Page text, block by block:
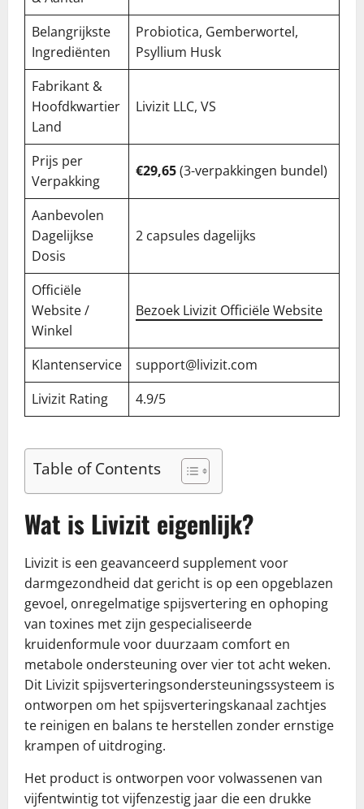
Belangrijkste
Ingrediënten
Probiotica, Gemberwortel,
Psyllium Husk
Fabrikant &
Hoofdkwartier
Land
Livizit LLC, VS
Prijs per
Verpakking
€29,65(3-verpakkingen bundel)
Aanbevolen
Dagelijkse
Dosis
2 capsules dagelijks
Officiële
Website /
Winkel
Bezoek Livizit Officiële Website
Klantenservice
support@livizit.com
Livizit Rating
4.9/5
Table of Contents
Wat is Livizit eigenlijk?
Livizit is een geavanceerd supplement voor
darmgezondheid dat gericht is op een opgeblazen
gevoel, onregelmatige spijsvertering en ophoping
van toxines met zijn gespecialiseerde
kruidenformule voor duurzaam comfort en
metabole ondersteuning over vier tot acht weken.
Dit Livizit spijsverteringsondersteuningssysteem is
ontworpen om het spijsverteringskanaal zachtjes
te reinigen en balans te herstellen zonder ernstige
krampen of uitdroging.
Het product is ontworpen voor volwassenen van
vijfentwintig tot vijfenzestig jaar die een drukke